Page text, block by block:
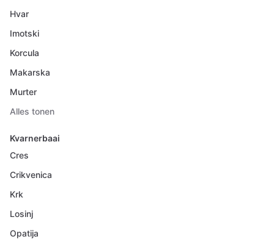
Hvar
Imotski
Korcula
Makarska
Murter
Alles tonen
Kvarnerbaai
Cres
Crikvenica
Krk
Losinj
Opatija